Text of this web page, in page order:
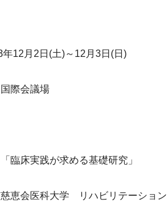
年12月2日(土)～12月3日(日)
際会議場
臨床実践が求める基礎研究」
恵会医科大学　リハビリテーショ